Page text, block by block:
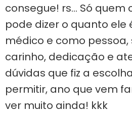
consegue! rs… Só quem
pode dizer o quanto ele
médico e como pessoa,
carinho, dedicação e
dúvidas que fiz a
permitir, ano que vem
ver muito ainda! kkk